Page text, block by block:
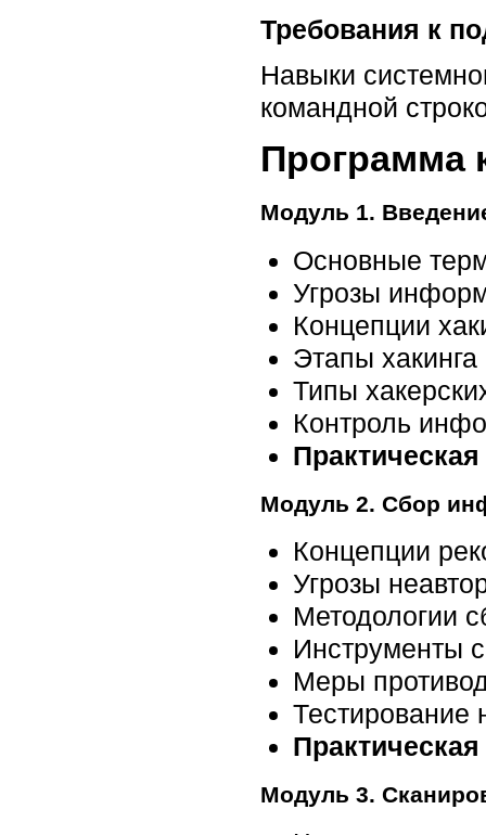
Требования к
Навыки
командной
Программа
Модуль 1.
Основные
Угрозы
Концепции
Этапы хакинга
Типы
Контроль
Модуль 2. Сбор
Концепции
Угрозы
Методологии
Инструменты
Меры
Тестирование
Модуль 3.